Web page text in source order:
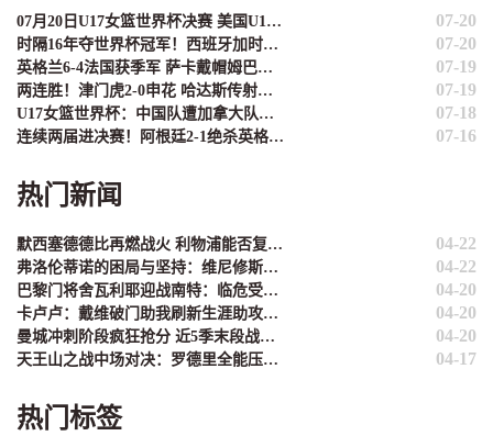
07月20日U17女篮世界杯决赛 美国U17女篮 82 - 73 西班牙U17女篮 集锦 07-20
时隔16年夺世界杯冠军！西班牙加时1-0阿根廷 费兰制胜恩佐染红 07-20
英格兰6-4法国获季军 萨卡戴帽姆巴佩双响创纪录奥利塞2助+失良机 07-19
两连胜！津门虎2-0申花 哈达斯传射基莱斯破门 比赛一度暂停1小时 07-19
U17女篮世界杯：中国队遭加拿大队绝杀无缘4强 庞云舒16+10 07-18
连续两届进决赛！阿根廷2-1绝杀英格兰 劳塔罗恩佐破门梅西两助攻 07-16
热门新闻
默西塞德德比再燃战火 利物浦能否复刻2017年三连胜辉煌？ 04-22
弗洛伦蒂诺的困局与坚持：维尼修斯是未来，姆巴佩非议难理解 04-22
巴黎门将舍瓦利耶迎战南特：临危受命的救赎之战 04-20
卡卢卢：戴维破门助我刷新生涯助攻纪录 团队默契才是关键 04-20
曼城冲刺阶段疯狂抢分 近5季末段战绩堪称英超现象级 04-20
天王山之战中场对决：罗德里全能压制 苏维门迪独守拦截高地 04-17
热门标签